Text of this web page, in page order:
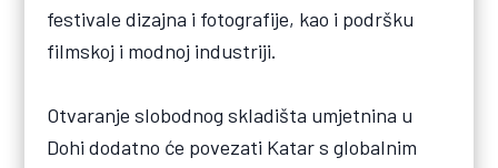
festivale dizajna i fotografije, kao i podršku
filmskoj i modnoj industriji.
Otvaranje slobodnog skladišta umjetnina u
Dohi dodatno će povezati Katar s globalnim